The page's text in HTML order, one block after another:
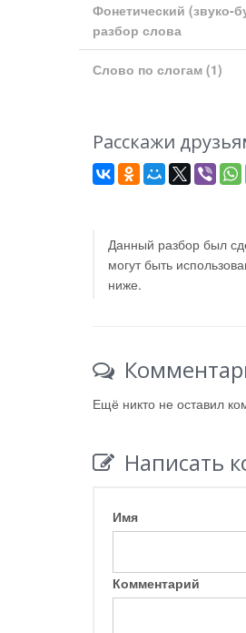
Фонетический (звуко-
разбор слова
Слово по слогам (1)
Расскажи
Данный разбор был
могут быть
ниже.
Ещё никто не оставил
Написать
Имя
Комментарий